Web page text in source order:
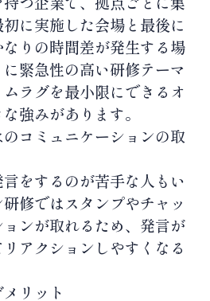
に実施した会場と最後に
りの時間差が発生する場
緊急性の高い研修テーマ
ラグを最小限にできるオ
強みがあります。
コミュニケーションの取
をするのが苦手な人もい
修ではスタンプやチャッ
ンが取れるため、発言が
アクションしやすくなる
リット